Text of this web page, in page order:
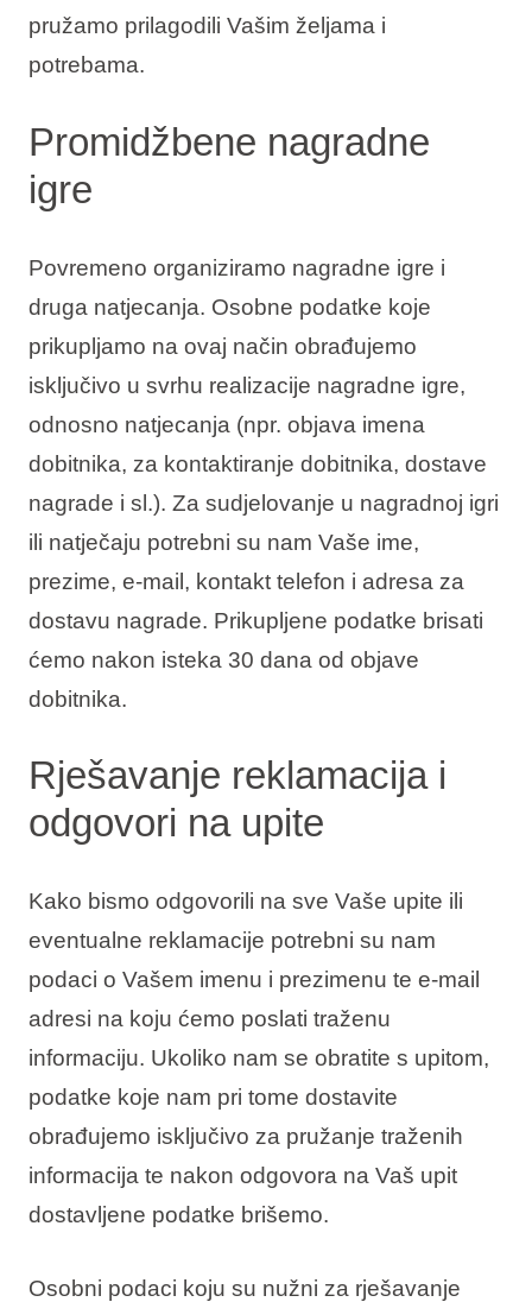
pružamo prilagodili Vašim željama i
potrebama.
Promidžbene nagradne
igre
Povremeno organiziramo nagradne igre i
druga natjecanja. Osobne podatke koje
prikupljamo na ovaj način obrađujemo
isključivo u svrhu realizacije nagradne igre,
odnosno natjecanja (npr. objava imena
dobitnika, za kontaktiranje dobitnika, dostave
nagrade i sl.). Za sudjelovanje u nagradnoj igri
ili natječaju potrebni su nam Vaše ime,
prezime, e-mail, kontakt telefon i adresa za
dostavu nagrade. Prikupljene podatke brisati
ćemo nakon isteka 30 dana od objave
dobitnika.
Rješavanje reklamacija i
odgovori na upite
Kako bismo odgovorili na sve Vaše upite ili
eventualne reklamacije potrebni su nam
podaci o Vašem imenu i prezimenu te e-mail
adresi na koju ćemo poslati traženu
informaciju. Ukoliko nam se obratite s upitom,
podatke koje nam pri tome dostavite
obrađujemo isključivo za pružanje traženih
informacija te nakon odgovora na Vaš upit
dostavljene podatke brišemo.
Osobni podaci koju su nužni za rješavanje